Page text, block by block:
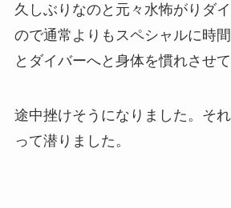
久しぶりなのと元々水怖がりダ
ので通常よりもスペシャルに時
とダイバーへと身体を慣れさせて
途中挫けそうになりました。そ
って潜りました。